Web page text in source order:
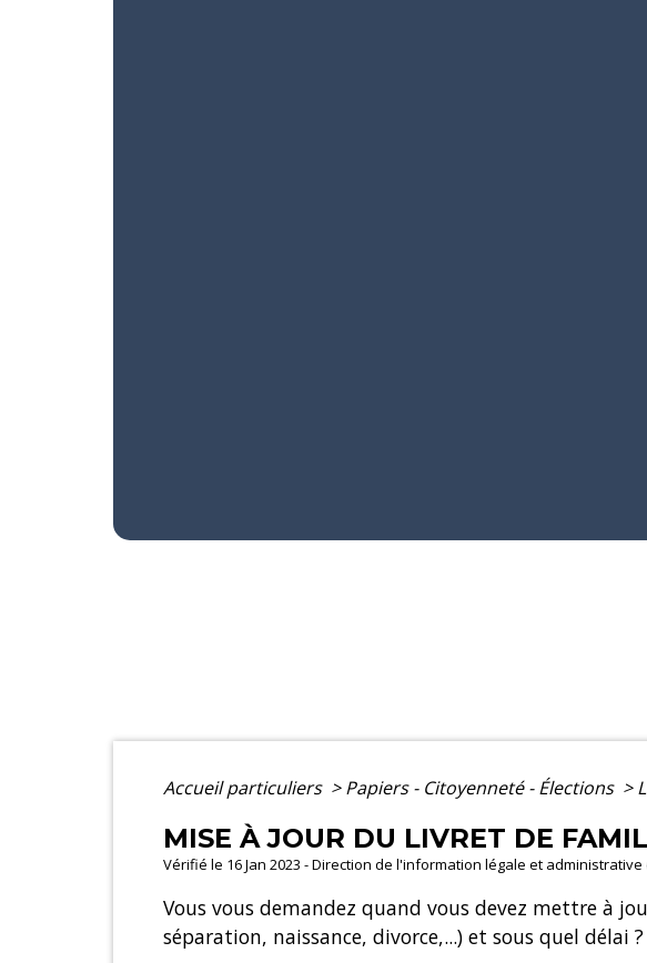
Accueil particuliers > Papiers - Citoyenneté - Élections >
MISE À JOUR DU LIVRET DE
Vérifié le 16 Jan 2023 - Direction de l'information légale et
Vous vous demandez quand vous devez mettre à
séparation, naissance, divorce,...) et sous quel délai